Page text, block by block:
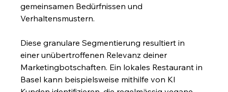
gemeinsamen Bedürfnissen und
Verhaltensmustern.
Diese granulare Segmentierung resultiert in
einer unübertroffenen Relevanz deiner
Marketingbotschaften. Ein lokales Restaurant in
Basel kann beispielsweise mithilfe von KI